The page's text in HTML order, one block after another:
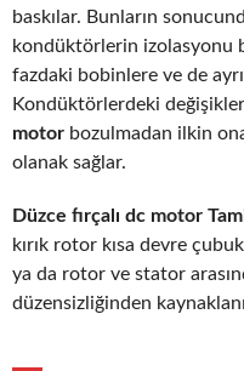
baskılar. Bunların
kondüktörlerin izolasyonu
fazdaki bobinlere ve de
Kondüktörlerdeki
motor bozulmadan ilkin
olanak sağlar.
Düzce fırçalı dc motor
kırık rotor kısa devre
ya da rotor ve stator
düzensizliğinden